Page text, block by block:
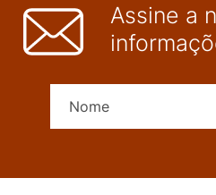
Assine a